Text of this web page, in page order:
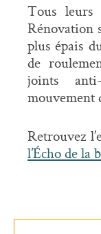
Tous leurs
Rénovation
plus épais
de
joints
mouvement
Retrouvez
l’Écho de la